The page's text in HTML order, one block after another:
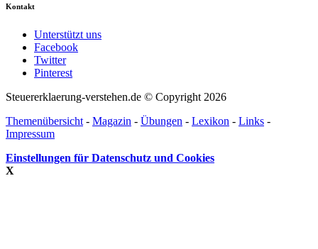
Kontakt
Unterstützt uns
Facebook
Twitter
Pinterest
Steuererklaerung-verstehen.de © Copyright 2026
Themenübersicht - Magazin - Übungen - Lexikon - Links -
Impressum
Einstellungen für Datenschutz und Cookies
X